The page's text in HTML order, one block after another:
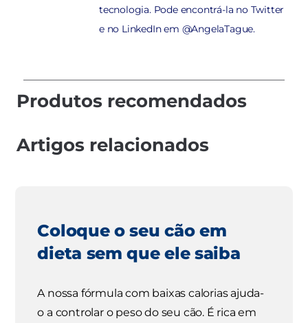
tecnologia. Pode encontrá-la no Twitter
e no LinkedIn em @AngelaTague.
Produtos recomendados
Artigos relacionados
Coloque o seu cão em
dieta sem que ele saiba
A nossa fórmula com baixas calorias ajuda-
o a controlar o peso do seu cão. É rica em